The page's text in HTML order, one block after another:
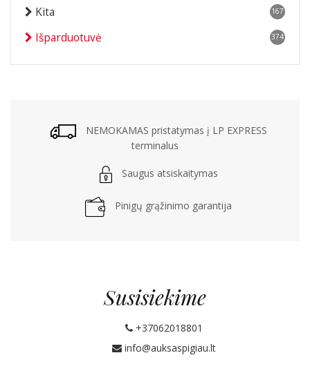
Kita 167
Išparduotuvė 374
NEMOKAMAS pristatymas į LP EXPRESS
terminalus
Saugus atsiskaitymas
Pinigų grąžinimo garantija
Susisiekime
+37062018801
info@auksaspigiau.lt